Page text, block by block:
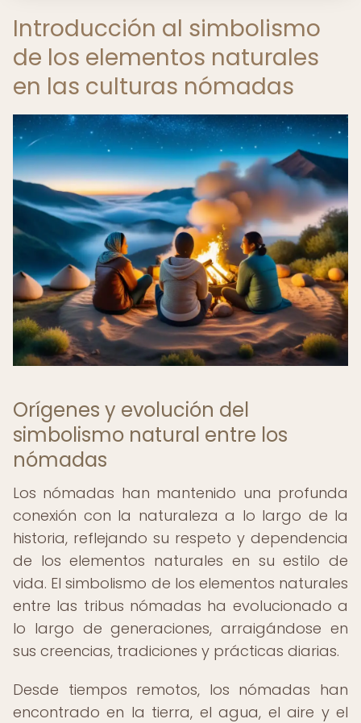
Introducción al simbolismo
de los elementos naturales
en las culturas nómadas
Orígenes y evolución del
simbolismo natural entre los
nómadas
Los nómadas han mantenido una profunda
conexión con la naturaleza a lo largo de la
historia, reflejando su respeto y dependencia
de los elementos naturales en su estilo de
vida. El simbolismo de los elementos naturales
entre las tribus nómadas ha evolucionado a
lo largo de generaciones, arraigándose en
sus creencias, tradiciones y prácticas diarias.
Desde tiempos remotos, los nómadas han
encontrado en la tierra, el agua, el aire y el